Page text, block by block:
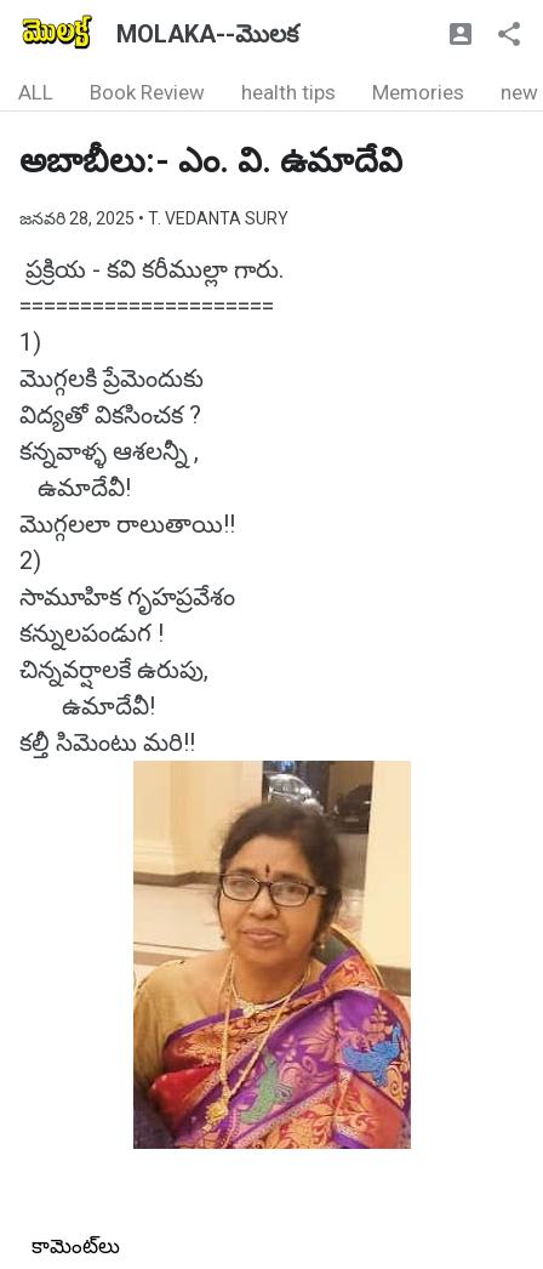
MOLAKA--మొలక
ALL Book Review health tips Memories new
అబాబీలు:- ఎం. వి. ఉమాదేవి
జనవరి 28, 2025 • T. VEDANTA SURY
ప్రక్రియ - కవి కరీముల్లా గారు.
=====================
1)
మొగ్గలకి ప్రేమెందుకు
విద్యతో వికసించక ?
కన్నవాళ్ళ ఆశలన్నీ ,
ఉమాదేవీ!
మొగ్గలలా రాలుతాయి!!
2)
సామూహిక గృహప్రవేశం
కన్నులపండుగ !
చిన్నవర్షాలకే ఉరుపు,
ఉమాదేవీ!
కల్తీ సిమెంటు మరి!!
కామెంట్‌లు